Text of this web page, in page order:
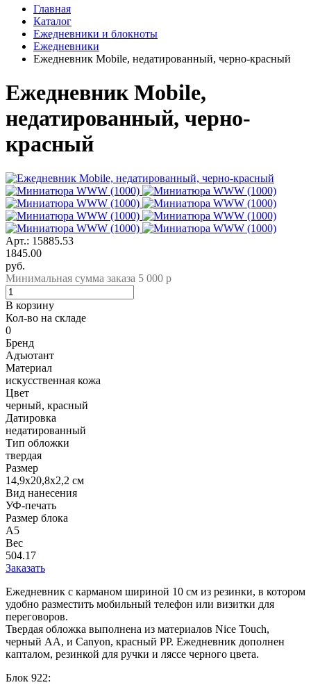
Главная
Каталог
Ежедневники и блокноты
Ежедневники
Ежедневник Mobile, недатированный, черно-красный
Ежедневник Mobile,
недатированный, черно-
красный
Арт.: 15885.53
1845.00
руб.
Минимальная сумма заказа 5 000 р
В корзину
Кол-во на складе
0
Бренд
Адъютант
Материал
искусственная кожа
Цвет
черный, красный
Датировка
недатированный
Тип обложки
твердая
Размер
14,9х20,8х2,2 см
Вид нанесения
УФ-печать
Размер блока
А5
Вес
504.17
Заказать
Ежедневник с карманом шириной 10 см из резинки, в котором
удобно разместить мобильный телефон или визитки для
переговоров.
Твердая обложка выполнена из материалов Nice Touch,
черный АА, и Canyon, красный РР. Ежедневник дополнен
капталом, резинкой для ручки и ляссе черного цвета.
Блок 922: